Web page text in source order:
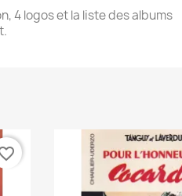
4 logos et la liste des albums